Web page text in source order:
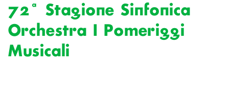
72ª Stagione Sinfonica
Orchestra I Pomeriggi
Musicali